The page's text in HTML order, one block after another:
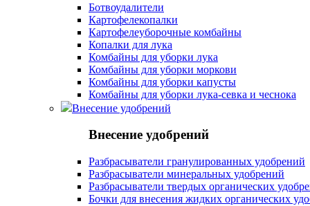
Ботвоудалители
Картофелекопалки
Картофелеуборочные комбайны
Копалки для лука
Комбайны для уборки лука
Комбайны для уборки моркови
Комбайны для уборки капусты
Комбайны для уборки лука-севка и чеснока
Внесение удобрений
Внесение удобрений
Разбрасыватели гранулированных удобрений
Разбрасыватели минеральных удобрений
Разбрасыватели твердых органических
Бочки для внесения жидких органических